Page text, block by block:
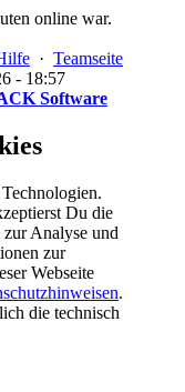
online war.
· Teamseite
- 18:57
Software
Du die
Analyse und
zur
Webseite
.
die technisch